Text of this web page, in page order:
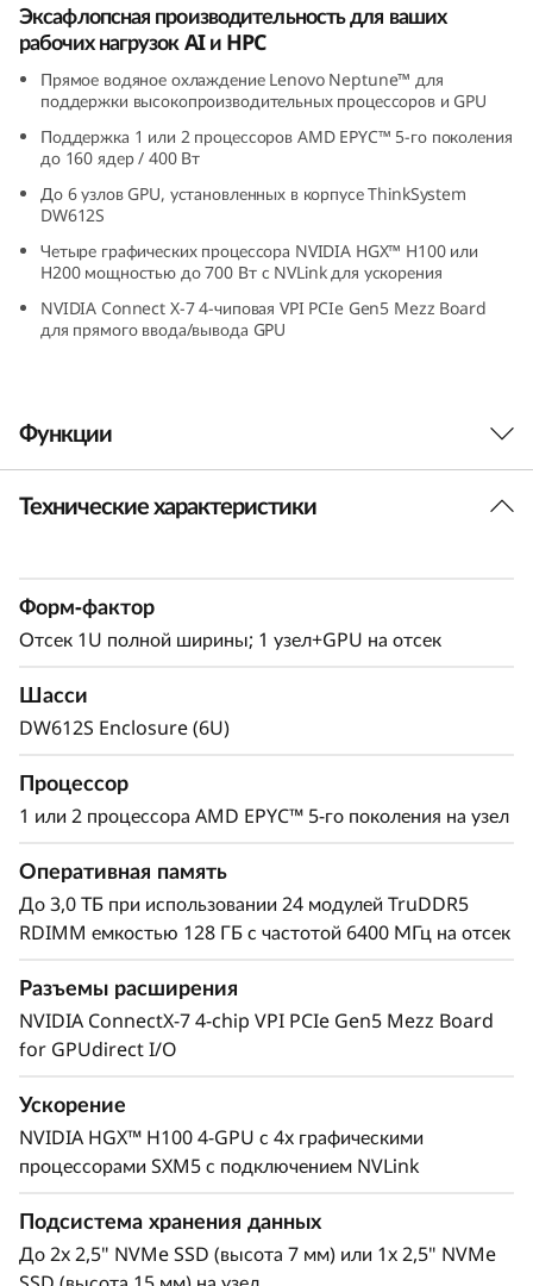
N
V
3
S
e
r
Эксафлопсная производительность для ваших
рабочих нагрузок AI и HPC
Прямое водяное охлаждение Lenovo Neptune™ для
поддержки высокопроизводительных процессоров и GPU
Поддержка 1 или 2 процессоров AMD EPYC™ 5-го поколения
до 160 ядер / 400 Вт
До 6 узлов GPU, установленных в корпусе ThinkSystem
DW612S
Четыре графических процессора NVIDIA HGX™ H100 или
H200 мощностью до 700 Вт с NVLink для ускорения
NVIDIA Connect X-7 4-чиповая VPI PCIe Gen5 Mezz Board
для прямого ввода/вывода GPU
Функции
Ускорение от Lenovo Neptune™
ThinkSystem SD665-N V3 основан на нашей
платформе прямого водяного охлаждения
Сочетание передовых видеокарт NVIDIA с
охлаждения от Lenovo позволило создать
высокопроизводительную и чрезвычайно
Ускорение работы приложений
ThinkSystem SD665-N V3 имеет 4 графических
Технические характеристики
Форм-фактор
Отсек 1U полной ширины; 1 узел+GPU на отсек
Шасси
DW612S Enclosure (6U)
Процессор
1 или 2 процессора AMD EPYC™ 5-го поколения на узел
Оперативная память
До 3,0 ТБ при использовании 24 модулей TruDDR5
RDIMM емкостью 128 ГБ с частотой 6400 МГц на отсек
Разъемы расширения
NVIDIA ConnectX-7 4-chip VPI PCIe Gen5 Mezz Board
for GPUdirect I/O
Ускорение
NVIDIA HGX™ H100 4-GPU с 4x графическими
процессорами SXM5 с подключением NVLink
Подсистема хранения данных
До 2x 2,5" NVMe SSD (высота 7 мм) или 1x 2,5" NVMe